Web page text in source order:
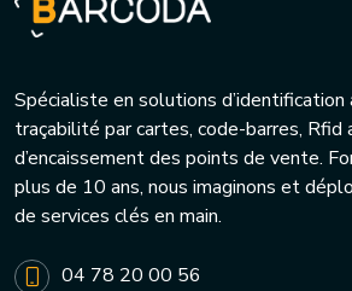
Spécialiste en solutions
traçabilité par cartes, code-barres, Rfid
d’encaissement des points de vente.
plus de 10 ans, nous imaginons et
de services clés en main.
04 78 20 00 56